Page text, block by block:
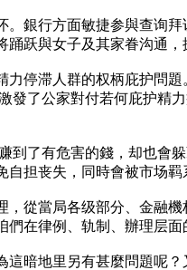
。銀行方面敏捷参與查询
跃與女子及其家眷沟通，
力停滞人群的权柄庇护問
發了公家對付若何庇护精
到了有危害的錢，却也會
担丧失，同時會被市场羁
，從當局各级部分、金融
在律例、轨制、辦理层
暗地里另有甚麼問題呢